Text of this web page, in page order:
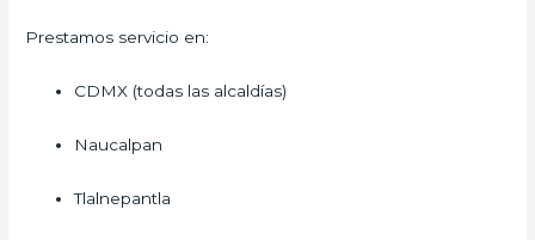
Prestamos servicio en:
CDMX (todas las alcaldías)
Naucalpan
Tlalnepantla